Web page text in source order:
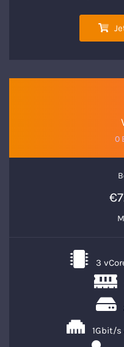
0
3
1Gbit/s